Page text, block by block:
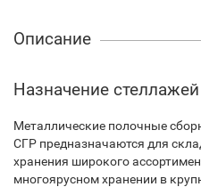
Описание
Назначение
Металлические полочные
СГР предназначаются для
хранения широкого
многоярусном хранении в